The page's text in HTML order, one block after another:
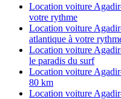
Location voiture
votre rythme
Location voiture
atlantique à votre
Location voiture
le paradis du surf
Location voiture
80 km
Location voiture